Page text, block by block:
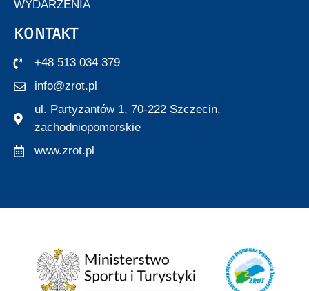
WYDARZENIA
KONTAKT
+48 513 034 379
info@zrot.pl
ul. Partyzantów 1, 70-222 Szczecin,
zachodniopomorskie
www.zrot.pl